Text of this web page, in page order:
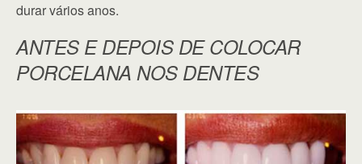
durar vários anos.
ANTES E DEPOIS DE COLOCAR
PORCELANA NOS DENTES